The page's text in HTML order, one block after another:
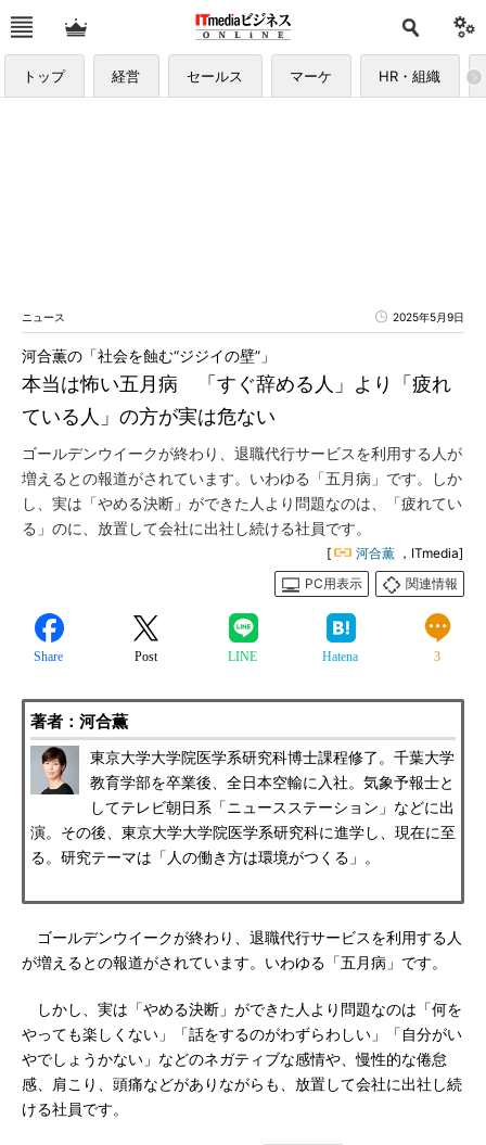
トップ 経営 セールス マーケ HR・組織
ニュース 2025年5月9日
本当は怖い五月病 「すぐ辞める人」より「疲れ
ている人」の方が実は危ない
河合薫の「社会を蝕む“ジジイの壁”」
ゴールデンウイークが終わり、退職代行サービスを利用する人が
増えるとの報道がされています。いわゆる「五月病」です。しか
し、実は「やめる決断」ができた人より問題なのは、「疲れてい
る」のに、放置して会社に出社し続ける社員です。
[ 河合薫 ，ITmedia]
PC用表示
関連情報
Share Post LINE Hatena 3
著者：河合薫
東京大学大学院医学系研究科博士課程修了。千葉大学
教育学部を卒業後、全日本空輸に入社。気象予報士と
してテレビ朝日系「ニュースステーション」などに出
演。その後、東京大学大学院医学系研究科に進学し、現在に至
る。研究テーマは「人の働き方は環境がつくる」。
ゴールデンウイークが終わり、退職代行サービスを利用する人
が増えるとの報道がされています。いわゆる「五月病」です。
しかし、実は「やめる決断」ができた人より問題なのは「何を
やっても楽しくない」「話をするのがわずらわしい」「自分がい
やでしょうかない」などのネガティブな感情や、慢性的な倦怠
感、肩こり、頭痛などがありながらも、放置して会社に出社し続
ける社員です。